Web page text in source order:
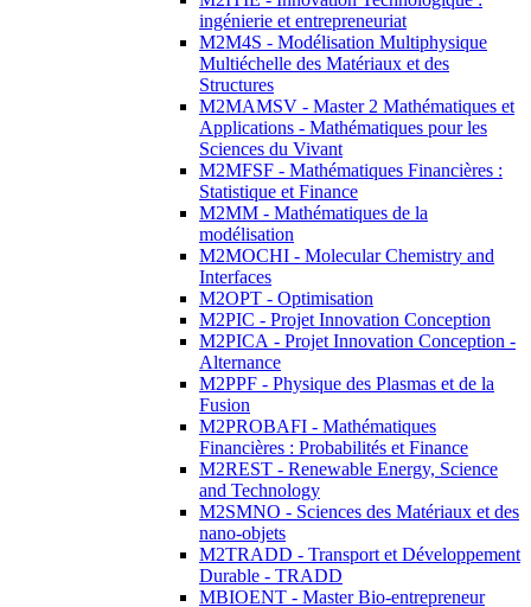
ingénierie et entrepreneuriat
M2M4S - Modélisation Multiphysique
Multiéchelle des Matériaux et des
Structures
M2MAMSV - Master 2 Mathématiques et
Applications - Mathématiques pour les
Sciences du Vivant
M2MFSF - Mathématiques Financières :
Statistique et Finance
M2MM - Mathématiques de la
modélisation
M2MOCHI - Molecular Chemistry and
Interfaces
M2OPT - Optimisation
M2PIC - Projet Innovation Conception
M2PICA - Projet Innovation Conception -
Alternance
M2PPF - Physique des Plasmas et de la
Fusion
M2PROBAFI - Mathématiques
Financières : Probabilités et Finance
M2REST - Renewable Energy, Science
and Technology
M2SMNO - Sciences des Matériaux et des
nano-objets
M2TRADD - Transport et Développement
Durable - TRADD
MBIOENT - Master Bio-entrepreneur